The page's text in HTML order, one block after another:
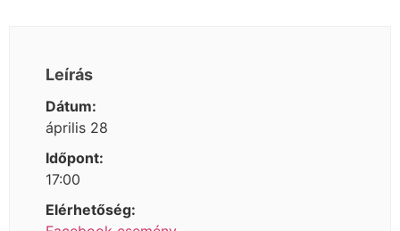
Leírás
Dátum:
április 28
Időpont:
17:00
Elérhetőség: